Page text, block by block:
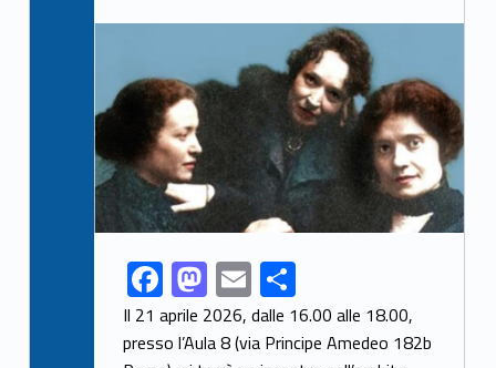
Link identifier archive #link-archive-thumb-soap-57648
Link identifier share facebook archive #share-link-archive-95170F
ac
e
M
as
to
E
m
ai
S
h
ar
Il 21 aprile 2026, dalle 16.00 alle 18.00,
presso l’Aula 8 (via Principe Amedeo 182b